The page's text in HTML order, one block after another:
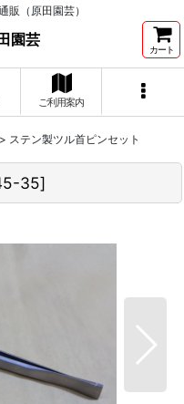
販（原田園芸）
園芸
カート
ご利用案内
> ステン製ツル首ピンセット
35]